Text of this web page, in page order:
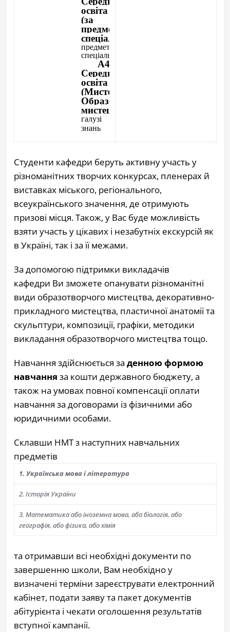
Студенти кафедри беруть активну участь у
різноманітних творчих конкурсах, пленерах й
виставках міського, регіонального,
всеукраїнського значення, де отримують
призові місця. Також, у Вас буде можливість
взяти участь у цікавих і незабутніх екскурсій як
в Україні, так і за її межами.
За допомогою підтримки викладачів
кафедри Ви зможете опанувати різноманітні
види образотворчого мистецтва, декоративно-
прикладного мистецтва, пластичної анатомії та
скульптури, композиції, графіки, методики
викладання образотворчого мистецтва тощо.
Навчання здійснюється за денноюформою
навчання за кошти державного бюджету, а
також на умовах повної компенсації оплати
навчання за договорами із фізичними або
юридичними особами.
Склавши НМТ з наступних навчальних
предметів
1. Українська мова і література
2. Історія України
3. Математика або іноземна мова, або біологія, або
географія, або фізика, або хімія
та отримавши всі необхідні документи по
завершенню школи, Вам необхідно у
визначені терміни зареєструвати електронний
кабінет, подати заяву та пакет документів
абітурієнта і чекати оголошення результатів
вступної кампанії.